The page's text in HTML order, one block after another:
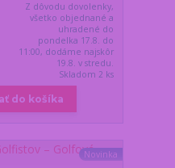
Z dôvodu dovolenky,
všetko objednané a
uhradené do
pondelka 17.8. do
11:00, dodáme najskôr
19.8. v stredu.
Skladom 2 ks
do košíka
Novinka